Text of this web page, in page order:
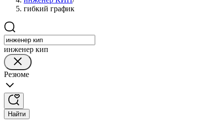
гибкий график
инженер кип
Резюме
Найти